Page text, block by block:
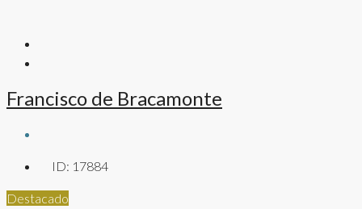
Francisco de Bracamonte
ID: 17884
Destacado